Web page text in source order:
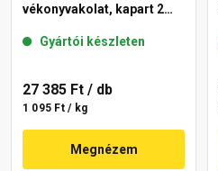
vékonyvakolat, kapart 2
Gyártói készleten
27 385 Ft / db
1 095 Ft / kg
Megnézem